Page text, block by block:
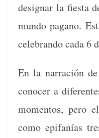
des­ig­nar la fies­ta
mun­do pagano.
cel­e­bran­do cada 6
En la nar­ración
cono­cer a
momen­tos, pero
como epi­fanías